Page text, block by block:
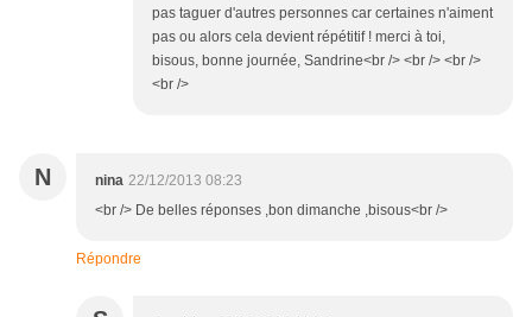
pas taguer d'autres personnes car certaines n'aiment
pas ou alors cela devient répétitif ! merci à toi,
bisous, bonne journée, Sandrine<br /> <br /> <br />
<br />
N nina 22/12/2013 08:23
<br /> De belles réponses ,bon dimanche ,bisous<br />
Répondre